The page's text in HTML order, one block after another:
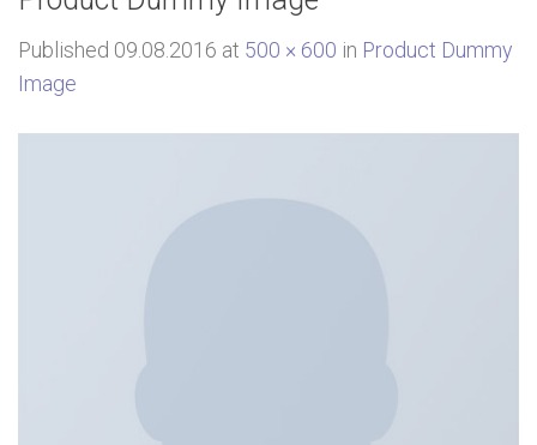
Published 09.08.2016 at 500 × 600 in Product Dummy
Image